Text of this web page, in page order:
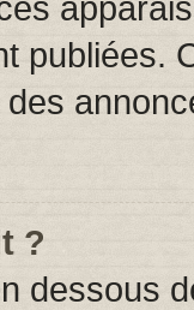
publiées.
?
dessous